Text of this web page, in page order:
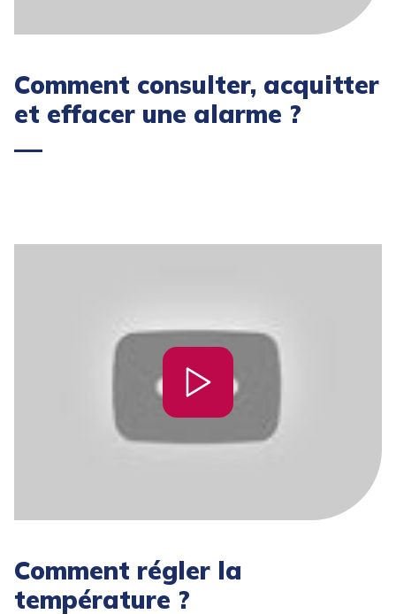
Comment consulter, acquitter
et effacer une alarme ?
Comment régler la
température ?